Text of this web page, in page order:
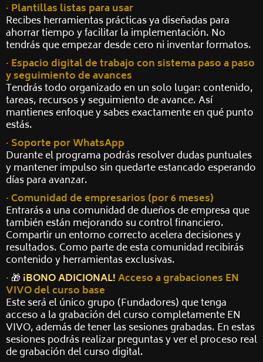
· Plantillas listas para usar
Recibes herramientas prácticas ya diseñadas para
ahorrar tiempo y facilitar la implementación. No
tendrás que empezar desde cero ni inventar formatos.
· Espacio digital de trabajo con sistema paso a paso
y seguimiento de avances
Tendrás todo organizado en un solo lugar: contenido,
tareas, recursos y seguimiento de avance. Así
mantienes enfoque y sabes exactamente en qué punto
estás.
· Soporte por WhatsApp
Durante el programa podrás resolver dudas puntuales
y mantener impulso sin quedarte estancado esperando
días para avanzar.
· Comunidad de empresarios (por 6 meses)
Entrarás a una comunidad de dueños de empresa que
también están mejorando su control financiero.
Compartir un entorno correcto acelera decisiones y
resultados. Como parte de esta comunidad recibirás
contenido y herramientas exclusivas.
· 🎁 ¡BONO ADICIONAL!Acceso a grabaciones EN
VIVO del curso base
Este será el único grupo (Fundadores) que tenga
acceso a la grabación del curso completamente EN
VIVO, además de tener las sesiones grabadas. En estas
sesiones podrás realizar preguntas y ver el proceso real
de grabación del curso digital.